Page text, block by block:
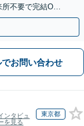
不要で完結O
でお問い合わせ
ンタビュ
を見る
東京都